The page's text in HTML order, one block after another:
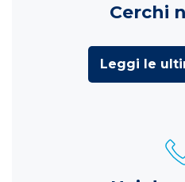
Cerchi
Leggi le